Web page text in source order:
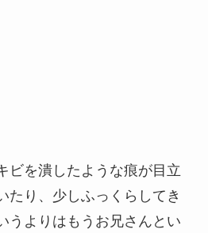
ビを潰したような痕が目立
たり、少しふっくらしてき
うよりはもうお兄さんとい